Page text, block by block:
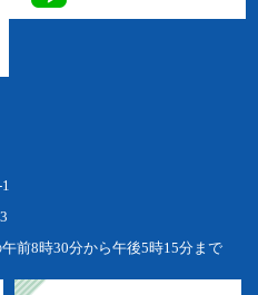
前8時30分から午後5時15分まで